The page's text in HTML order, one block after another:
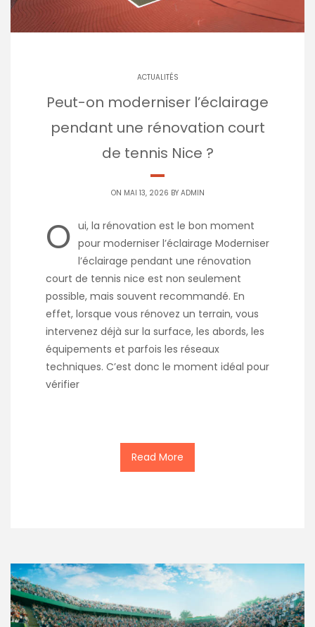
ACTUALITÉS
Peut-on moderniser l’éclairage
pendant une rénovation court
de tennis Nice ?
ON MAI 13, 2026 BY ADMIN
O ui, la rénovation est le bon moment
pour moderniser l’éclairage Moderniser
l’éclairage pendant une rénovation
court de tennis nice est non seulement
possible, mais souvent recommandé. En
effet, lorsque vous rénovez un terrain, vous
intervenez déjà sur la surface, les abords, les
équipements et parfois les réseaux
techniques. C’est donc le moment idéal pour
vérifier
Read More